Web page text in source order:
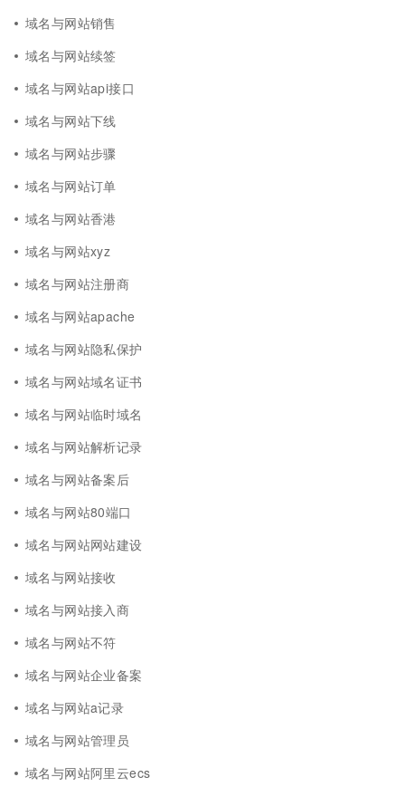
域名与网站销售
域名与网站续签
域名与网站api接口
域名与网站下线
域名与网站步骤
域名与网站订单
域名与网站香港
域名与网站xyz
域名与网站注册商
域名与网站apache
域名与网站隐私保护
域名与网站域名证书
域名与网站临时域名
域名与网站解析记录
域名与网站备案后
域名与网站80端口
域名与网站网站建设
域名与网站接收
域名与网站接入商
域名与网站不符
域名与网站企业备案
域名与网站a记录
域名与网站管理员
域名与网站阿里云ecs